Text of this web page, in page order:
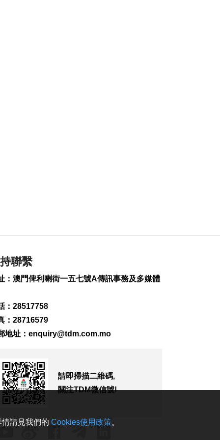
2026-08-09 16:44
人被困
加拿大卑詩省山火蔓
延 逾2萬人撤離
2026-08-09 15:38
“白海豚”影響 澳門機
聯繫
：澳門俾利喇街一五七號A傳訊事務及多媒體
：28517758
：28716579
地址： enquiry@tdm.com.mo
請即掃描二維碼,
關注TDM微信號!
請見我們的 Cookies使用政策。